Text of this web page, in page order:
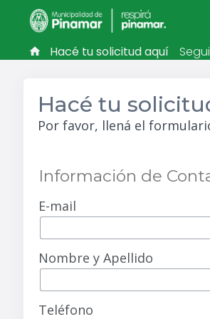
Hacé tu solicitud aquí
Hacé tu
Por favor, llená el
Información de
E-mail
Nombre y Apellido
Teléfono